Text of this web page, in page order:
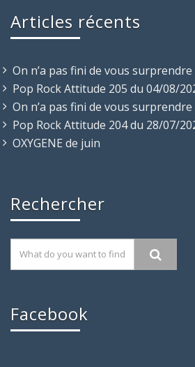
Articles récents
On n’a pas fini de vous surprendre
Pop Rock Attitude 205 du 04/08/
On n’a pas fini de vous surprendre
Pop Rock Attitude 204 du 28/07/
OXYGENE de juin
Rechercher
Facebook